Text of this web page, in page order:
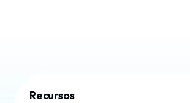
Recursos